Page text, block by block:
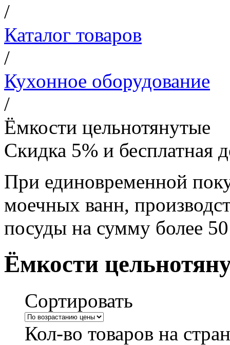
/
Каталог товаров
/
Кухонное оборудование
/
Ёмкости цельнотянутые
Скидка 5% и бесплатная
При единовременной
моечных ванн,
посуды на сумму более
Ёмкости
Сортировать
Кол-во товаров на